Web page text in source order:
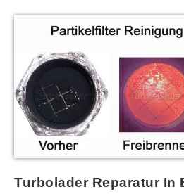
Turbolader Reparatur In